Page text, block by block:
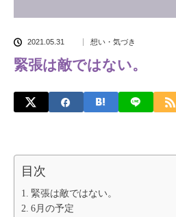
2021.05.31 想い・気づき
緊張は敵ではない。
目次
緊張は敵ではない。
6月の予定